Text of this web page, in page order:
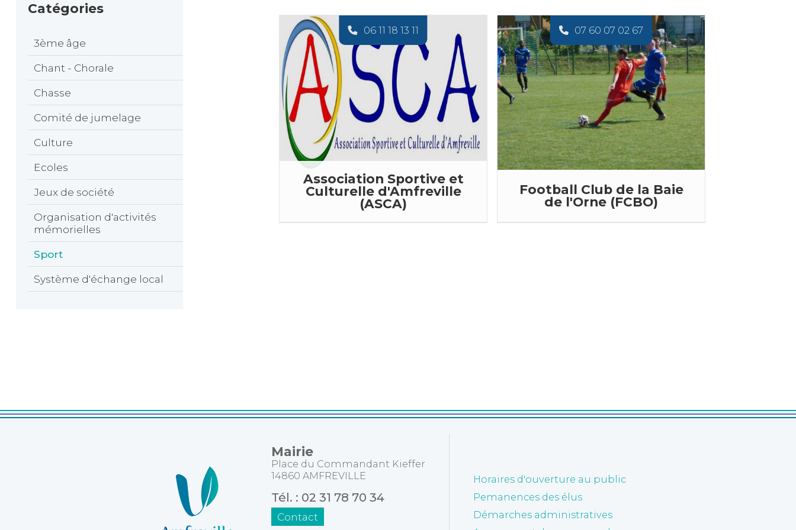
Catégories
3ème âge
Chant - Chorale
Chasse
Comité de jumelage
Culture
Ecoles
Jeux de société
Organisation d'activités
mémorielles
Sport
Système d'échange local
06 11 18 13 11
Association Sportive et
Culturelle d'Amfreville
(ASCA)
07 60 07 02 67
Football Club de la Baie
de l'Orne (FCBO)
Mairie
Place du Commandant Kieffer
14860 AMFREVILLE
Tél. : 02 31 78 70 34
Contact
Horaires d'ouverture au public
Pemanences des élus
Démarches administratives